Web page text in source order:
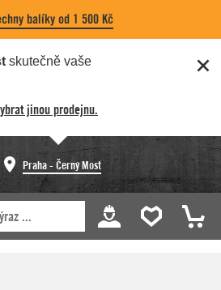
balíky od 1 500 Kč
skutečně vaše
jinou prodejnu.
Praha - Černý Most